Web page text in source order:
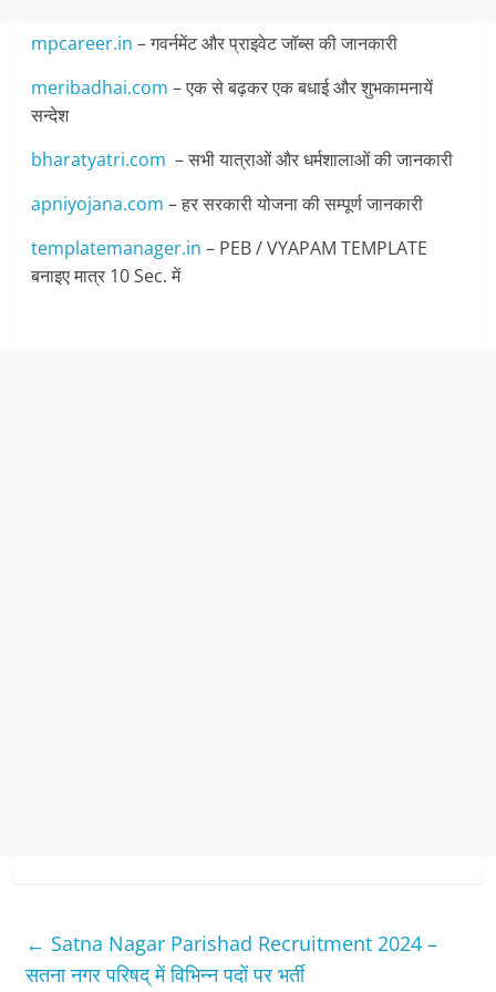
mpcareer.in – गवर्नमेंट और प्राइवेट जॉब्‍स की जानकारी
meribadhai.com – एक से बढ़कर एक बधाई और शुभकामनायें
सन्देश
bharatyatri.com – सभी यात्राओं और धर्मशालाओं की जानकारी
apniyojana.com – हर सरकारी योजना की सम्पूर्ण जानकारी
templatemanager.in – PEB / VYAPAM TEMPLATE
बनाइए मात्र 10 Sec. में
← Satna Nagar Parishad Recruitment 2024 –
सतना नगर परिषद् में विभिन्‍न पदों पर भर्ती